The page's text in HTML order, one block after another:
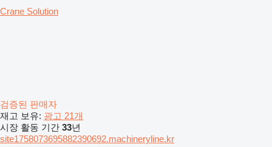
Crane Solution
검증된 판매자
재고 보유: 광고 21개
시장 활동 기간 33년
site1758073695882390692.machineryline.kr